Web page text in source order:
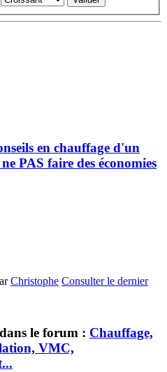
en chauffage d'un
PAS faire des économies
Christophe Consulter le dernier
le forum : Chauffage,
VMC,